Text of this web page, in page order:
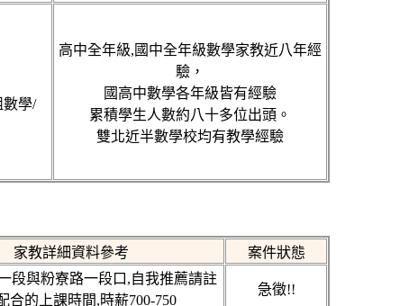
數學/
高中全年級,國中全年級數學家教近八年經
驗，
國高中數學各年級皆有經驗
累積學生人數約八十多位出頭。
雙北近半數學校均有教學經驗
家教詳細資料參考 案件狀態
段與粉寮路一段口,自我推薦請註
合的上課時間,時薪700-750
急徵!!